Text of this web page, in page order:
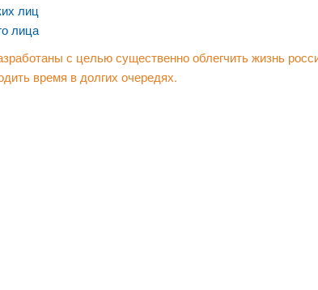
лиц
лица
с целью существенно облегчить жизнь
время в долгих очередях.